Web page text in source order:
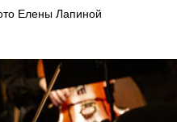
Елены Лапиной